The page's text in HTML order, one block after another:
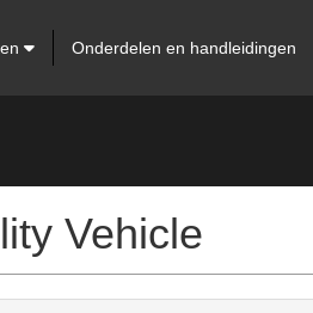
Onderdelen en handleidingen
Vehicle